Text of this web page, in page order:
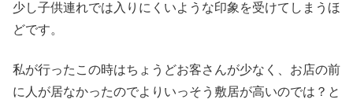
少し子供連れでは入りにくいような印象を受けてしまうほ
どです。
私が行ったこの時はちょうどお客さんが少なく、お店の前
に人が居なかったのでよりいっそう敷居が高いのでは？と